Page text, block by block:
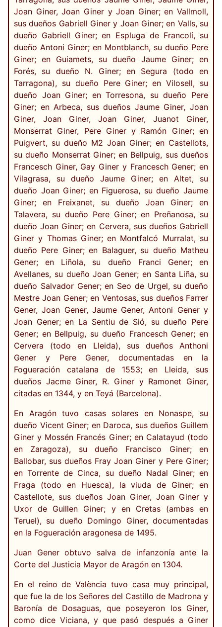
Joan Giner, Joan Giner y Joan Giner; en Vallmoll,
sus dueños Gabriell Giner y Joan Giner; en Valls, su
dueño Gabriell Giner; en Espluga de Francolí, su
dueño Antoni Giner; en Montblanch, su dueño Pere
Giner; en Guiamets, su dueño Jaume Giner; en
Forés, su dueño N. Giner; en Segura (todo en
Tarragona), su dueño Pere Giner; en Vilosell, su
dueño Joan Giner; en Torresona, su dueño Pere
Giner; en Arbeca, sus dueños Jaume Giner, Joan
Giner, Joan Giner, Joan Giner, Juanot Giner,
Monserrat Giner, Pere Giner y Ramón Giner; en
Puigvert, su dueño M2 Joan Giner; en Castellots,
su dueño Monserrat Giner; en Bellpuig, sus dueños
Francesch Giner, Gay Giner y Francesch Gener; en
Vilagrasa, su dueño Jaume Giner; en Altet, su
dueño Joan Giner; en Figuerosa, su dueño Jaume
Giner; en Freixanet, su dueño Joan Giner; en
Talavera, su dueño Pere Giner; en Preñanosa, su
dueño Joan Giner; en Cervera, sus dueños Gabriell
Giner y Thomas Giner; en Montfalcó Murralat, su
dueño Pere Giner; en Balaguer, su dueño Matheu
Gener; en Liñola, su dueño Franci Gener; en
Avellanes, su dueño Joan Gener; en Santa Liña, su
dueño Salvador Gener; en Seo de Urgel, su dueño
Mestre Joan Gener; en Ventosas, sus dueños Farrer
Gener, Joan Gener, Jaume Gener, Antoni Gener y
Joan Gener; en La Sentiu de Sió, su dueño Pere
Gener; en Bellpuig, su dueño Francesch Gener; en
Cervera (todo en Lleida), sus dueños Anthoni
Gener y Pere Gener, documentadas en la
Fogueración catalana de 1553; en Lleida, sus
dueños Jacme Giner, R. Giner y Ramonet Giner,
citadas en 1344, y en Teyá (Barcelona).
En Aragón tuvo casas solares en Nonaspe, su
dueño Vicent Giner; en Daroca, sus dueños Guillem
Giner y Mossén Francés Giner; en Calatayud (todo
en Zaragoza), su dueño Francisco Giner; en
Ballobar, sus dueños Fray Joan Giner y Pere Giner;
en Torrente de Cinca, su dueño Nadal Giner; en
Fraga (todo en Huesca), la viuda de Giner; en
Castellote, sus dueños Joan Giner, Joan Giner y
Uxor de Guillen Giner; y en Cretas (ambas en
Teruel), su dueño Domingo Giner, documentadas
en la Fogueración aragonesa de 1495.
Juan Gener obtuvo salva de infanzonía ante la
Corte del Justicia Mayor de Aragón en 1304.
En el reino de València tuvo casa muy principal,
que fue la de los Señores del Castillo de Madrona y
Baronía de Dosaguas, que poseyeron los Giner,
como dice Viciana, y que pasó después a Giner